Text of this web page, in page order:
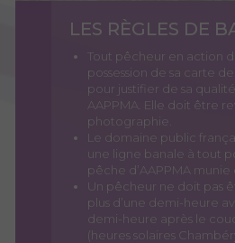
LES RÈGLES DE
Tout pêcheur en action
possession de sa carte
pour justifier de sa
AAPPMA. Elle doit être
photographie.
Le domaine public
une ligne banale à tout
pêche d’AAPPMA munie
Un pêcheur ne doit pas
plus d’une demi-heure
demi-heure après le
(heures solaires